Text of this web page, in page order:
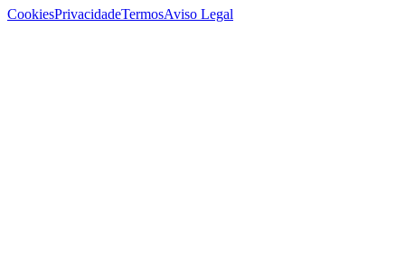
CookiesPrivacidadeTermosAviso Legal